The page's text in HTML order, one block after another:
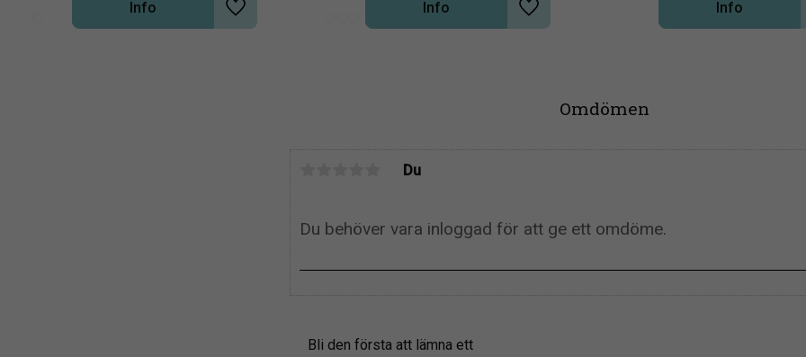
Omdömen
Du
Bli den första att lämna ett
Lägg till i önskelista
Info
Lägg till i önskelista
Info Info